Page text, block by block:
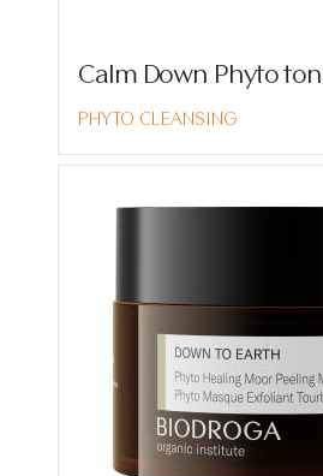
Calm Down Phyto
PHYTO CLEANSING